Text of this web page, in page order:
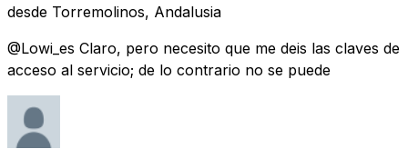
desde Torremolinos, Andalusia
@Lowi_es Claro, pero necesito que me deis las claves de
acceso al servicio; de lo contrario no se puede